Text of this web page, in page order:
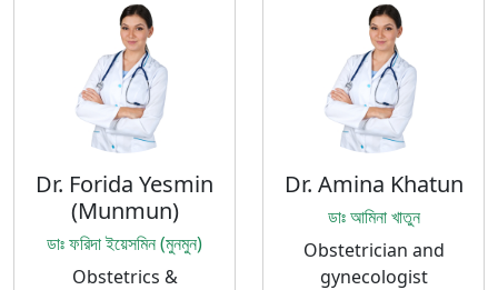
Dr. Forida Yesmin
(Munmun)
ডাঃ ফরিদা ইয়েসমিন (মুনমুন)
Obstetrics &
Dr. Amina Khatun
ডাঃ আমিনা খাতুন
Obstetrician and
gynecologist